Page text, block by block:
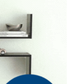
endeborde